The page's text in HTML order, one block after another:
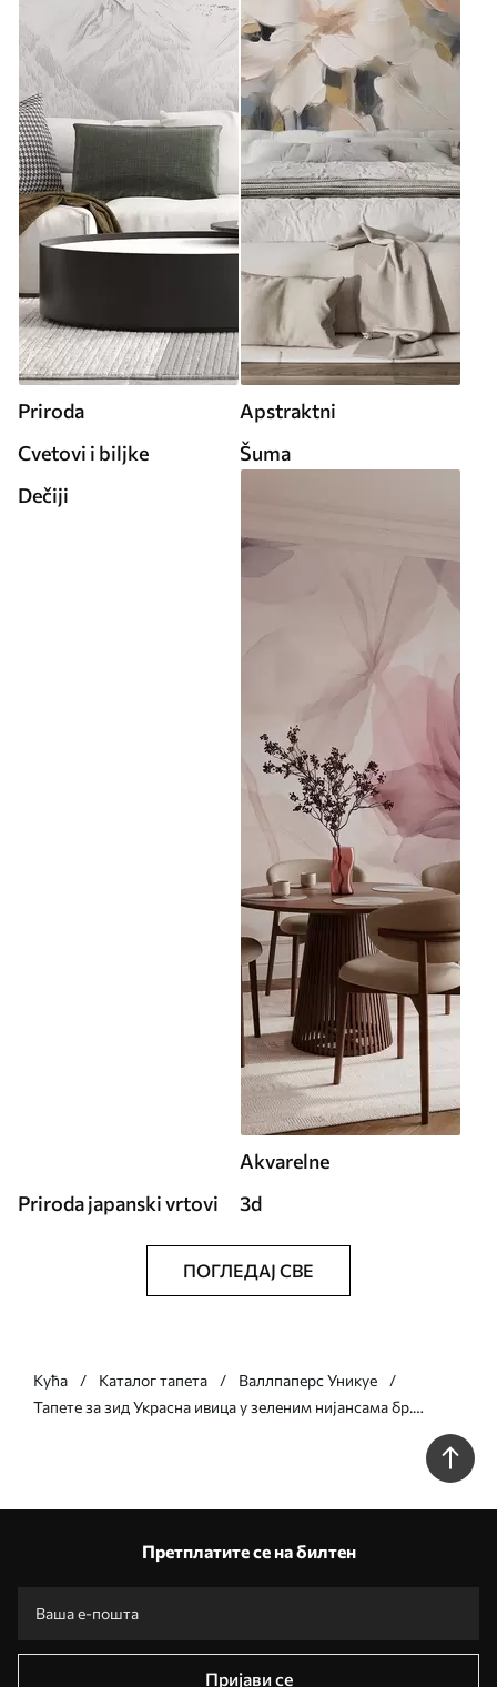
Priroda
Apstraktni
Cvetovi i biljke
Šuma
Dečiji
Akvarelne
Priroda japanski vrtovi
3d
ПОГЛЕДАЈ СВЕ
Кућа Каталог тапета
Валлпаперс Уникуе
Тапете за зид Украсна ивица у зеленим нијансама бр.
Претплатите се на билтен
Пријави се